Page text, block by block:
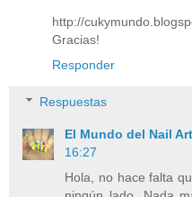
http://
Gracias!
Responder
Respuestas
El Mundo del Nail Art
16:27
Hola, no hace falta